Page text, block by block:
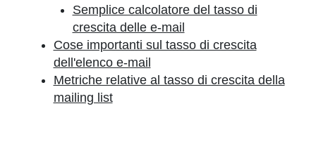
Semplice calcolatore del tasso di
crescita delle e-mail
Cose importanti sul tasso di crescita
dell'elenco e-mail
Metriche relative al tasso di crescita della
mailing list